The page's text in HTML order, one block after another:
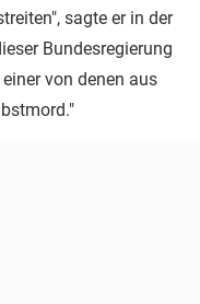
sagte er in der
Bundesregierung
von denen aus